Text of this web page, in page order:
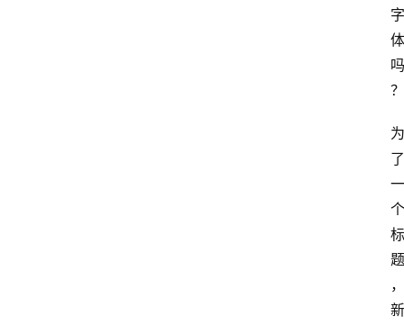
字
体
吗
？
为
了
一
个
标
题
，
新